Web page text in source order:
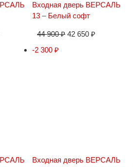
Входная дверь ВЕРСАЛЬ
13 – Белый софт
44 900₽ 42 650 ₽
-2 300 ₽
Входная дверь ВЕРСАЛЬ